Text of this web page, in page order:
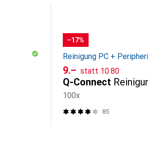
−17%
Reinigung PC +
CHF
9.– statt CHF
10.80
Q-Connect
100x
85